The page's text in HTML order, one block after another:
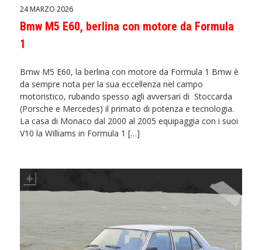
24 MARZO 2026
Bmw M5 E60, berlina con motore da Formula
1
Bmw M5 E60, la berlina con motore da Formula 1 Bmw è
da sempre nota per la sua eccellenza nel campo
motoristico, rubando spesso agli avversari di Stoccarda
(Porsche e Mercedes) il primato di potenza e tecnologia.
La casa di Monaco dal 2000 al 2005 equipaggia con i suoi
V10 la Williams in Formula 1 […]